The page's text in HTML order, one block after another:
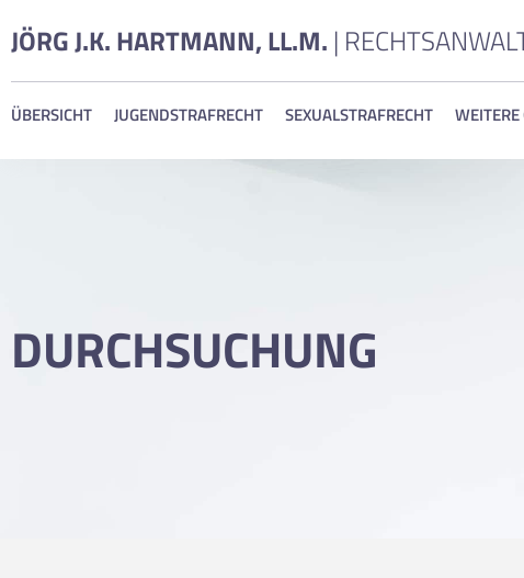
JÖRG J.K. HARTMANN, LL.M. |
ÜBERSICHT JUGENDSTRAFRECHT SEXUALSTRAFRECHT WEITERE
DURCHSUCHUNG